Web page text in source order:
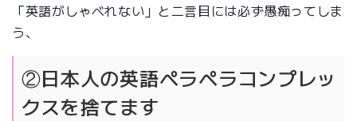
「英語がしゃべれない」と二言目には必ず愚痴ってしま
う、
②日本人の英語ペラペラコンプレッ
クスを捨てます